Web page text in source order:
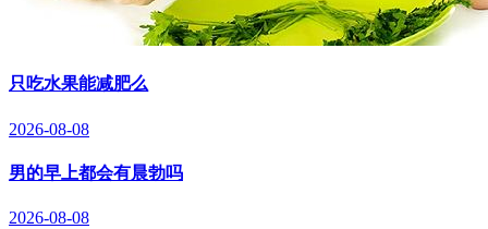
只吃水果能减肥么
2026-08-08
男的早上都会有晨勃吗
2026-08-08